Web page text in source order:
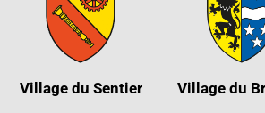
Village du Sentier Village du